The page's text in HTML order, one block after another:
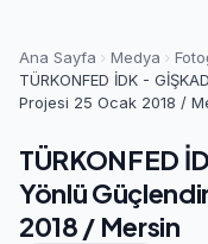
Ana Sayfa Medya
TÜRKONFED İDK -
Projesi 25 Ocak 2018 /
TÜRKONFED
Yönlü
2018 / Mersin